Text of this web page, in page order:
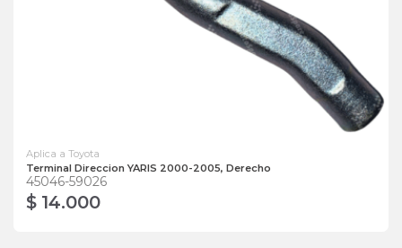
Aplica a Toyota
Terminal Direccion YARIS 2000-2005, Derecho
45046-59026
$ 14.000